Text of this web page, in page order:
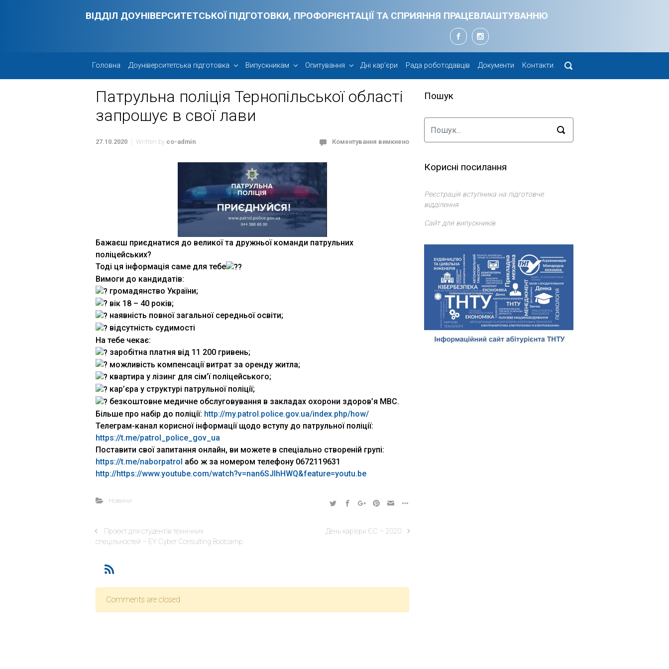
ВІДДІЛ ДОУНІВЕРСИТЕТСЬКОЇ ПІДГОТОВКИ, ПРОФОРІЄНТАЦІЇ ТА СПРИЯННЯ ПРАЦЕВЛАШТУВАННЮ
Головна Доуніверситетська підготовка Випускникам Опитування Дні кар’єри Рада роботодавців Документи Контакти
Патрульна поліція Тернопільської області
запрошує в свої лави
27.10.2020 Written by co-admin Коментування вимкнено
Бажаєш приєднатися до великої та дружньої команди патрульних
поліцейських?
Тоді ця інформація саме для тебе
Вимоги до кандидатів:
громадянство України;
вік 18 – 40 років;
наявність повної загальної середньої освіти;
відсутність судимості
На тебе чекає:
заробітна платня від 11 200 гривень;
можливість компенсації витрат за оренду житла;
квартира у лізинг для сім’ї поліцейського;
кар’єра у структурі патрульної поліції;
безкоштовне медичне обслуговування в закладах охорони здоров’я МВС.
Більше про набір до поліції: http://my.patrol.police.gov.ua/index.php/how/
Телеграм-канал корисної інформації щодо вступу до патрульної поліції:
https://t.me/patrol_police_gov_ua
Поставити свої запитання онлайн, ви можете в спеціально створеній групі:
https://t.me/naborpatrol або ж за номером телефону 0672119631
http://https://www.youtube.com/watch?v=nan6SJIhHWQ&feature=youtu.be
Новини
Проект для студентів технічних
спецільностей – EY Cyber Consulting Bootcamp
День кар’єри ЄС – 2020
Comments are closed
Пошук
Корисні посилання
Реєстрація вступника на підготовче
відділення
Сайт для випускників
Відділ доуніверситетської підготовки, профорієнтації та сприяння працевлаштуванню